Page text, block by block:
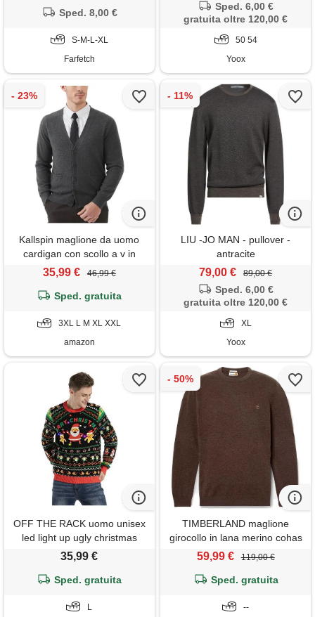
Sped. 8,00 €
S-M-L-XL
Farfetch
Sped. 6,00 €
gratuita oltre 120,00 €
50 54
Yoox
Kallspin maglione da uomo
cardigan con scollo a v in
lana(grigio scuro, xxl)
35,99 € 46,99 €
Sped. gratuita
3XL L M XL XXL
amazon
LIU -JO MAN - pullover -
antracite
79,00 € 89,00 €
Sped. 6,00 €
gratuita oltre 120,00 €
XL
Yoox
OFF THE RACK uomo unisex
led light up ugly christmas
jumper sweater for men &
shake off, l regular
35,99 €
Sped. gratuita
L
TIMBERLAND maglione
girocollo in lana merino cohas
brook marrone
59,99 € 119,00 €
Sped. gratuita
--